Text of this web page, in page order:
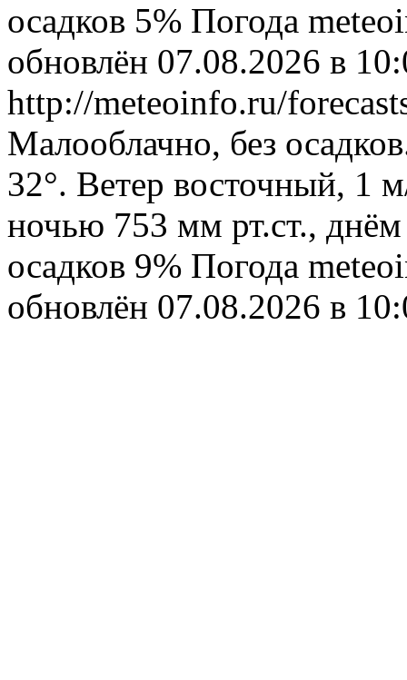
осадков 5% Погода
обновлён 07.08.2026 в
http://meteoinfo.ru/
Малооблачно, без
32°. Ветер восточный, 1
ночью 753 мм рт.ст.,
осадков 9% Погода
обновлён 07.08.2026 в